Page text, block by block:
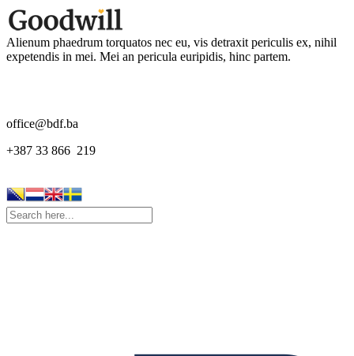
Alienum phaedrum torquatos nec eu, vis detraxit periculis ex, nihil
expetendis in mei. Mei an pericula euripidis, hinc partem.
office@bdf.ba
+387 33 866 219